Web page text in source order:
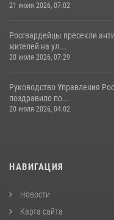
21 июля 2026, 07:02
Росгвардейцы пресекли
жителей на ул...
20 июля 2026, 07:29
Руководство Управления
поздравило по...
20 июля 2026, 04:02
НАВИГАЦИЯ
Новости
Карта сайта